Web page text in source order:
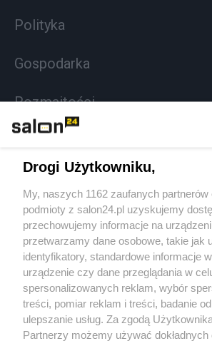
Polityka
Gospodarka
Rozmaitości
Sport
Społeczeństwo
Kultura
X Facebook Instagram
Drogi Użytkowniku,
My, naszych 1162 zaufanych partnerów
podmioty z salon24.pl uzyskujemy
przechowujemy informacje na
przetwarzamy dane osobowe, takie jak
identyfikatory, standardowe informacje
urządzenie czy dane przeglądania w
spersonalizowanych reklam, wybór
treści, pomiar reklam i treści, badanie
ulepszanie usług. Za zgodą
Partnerzy możemy używać dokładnych